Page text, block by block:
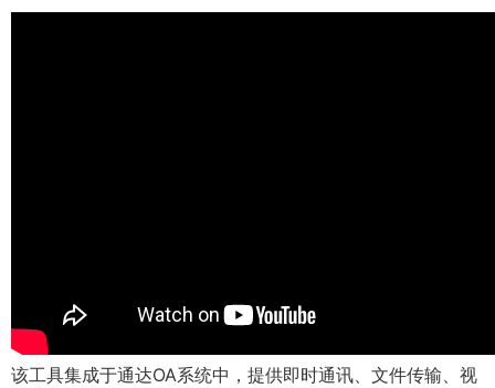
该工具集成于通达OA系统中，提供即时通讯、文件传输、视